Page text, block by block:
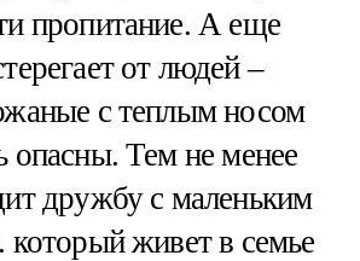
пропитание. А еще
от людей –
с теплым носом
опасны. Тем не менее
дружбу с маленьким
который живет в семье